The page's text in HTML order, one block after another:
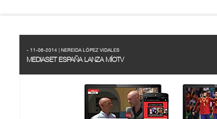
- 11-06-2014 | NEREIDA LÓPEZ VIDALES
MEDIASET ESPAÑA LANZA MÍOTV